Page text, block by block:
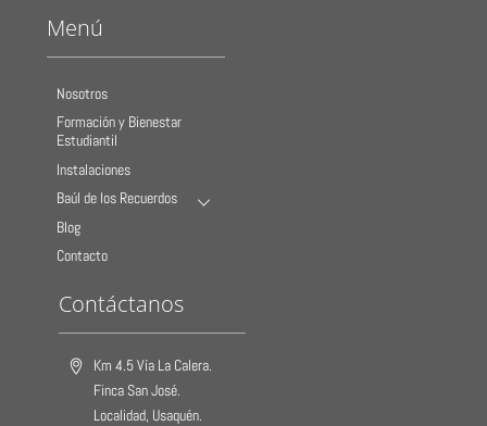
Menú
Nosotros
Formación y Bienestar
Estudiantil
Instalaciones
Baúl de los Recuerdos
Blog
Contacto
Contáctanos
Km 4.5 Vía La Calera.
Finca San José.
Localidad, Usaquén.